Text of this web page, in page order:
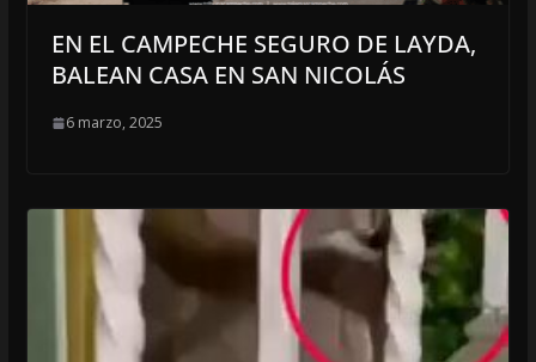
EN EL CAMPECHE SEGURO DE LAYDA,
BALEAN CASA EN SAN NICOLÁS
6 marzo, 2025